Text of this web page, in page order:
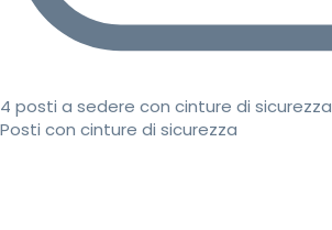
4 posti a sedere con cinture di sicurezza
Posti con cinture di sicurezza